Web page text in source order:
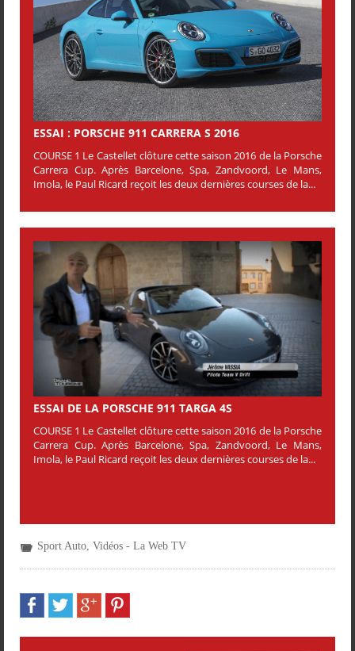
ESSAI : PORSCHE 911 CARRERA S 2016
COURSE 1 Le Castellet clôture cette saison 2016 de la Porsche
Carrera Cup. Après Barcelone, Spa, Zandvoord, Le Mans,
Imola, le Paul Ricard reçoit les deux dernières courses de la...
ESSAI DE LA PORSCHE 911 TARGA 4S
COURSE 1 Le Castellet clôture cette saison 2016 de la Porsche
Carrera Cup. Après Barcelone, Spa, Zandvoord, Le Mans,
Imola, le Paul Ricard reçoit les deux dernières courses de la...
Sport Auto Vidéos - La Web TV